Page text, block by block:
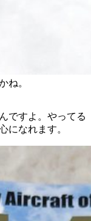
ね。
ですよ。やってる
になれます。